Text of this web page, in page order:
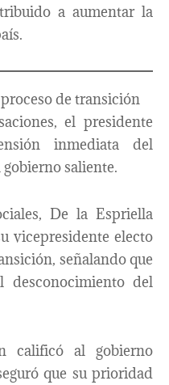
a aumentar la
de transición
el presidente
inmediata del
saliente.
De la Espriella
vicepresidente electo
señalando que
desconocimiento del
calificó al gobierno
que su prioridad